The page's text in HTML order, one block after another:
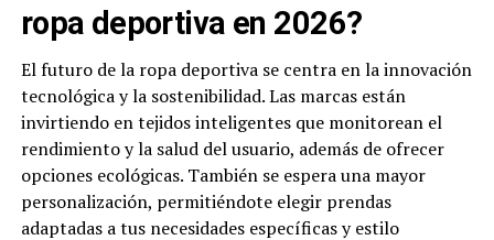
ropa deportiva en 2026?
El futuro de la ropa deportiva se centra en la innovación
tecnológica y la sostenibilidad. Las marcas están
invirtiendo en tejidos inteligentes que monitorean el
rendimiento y la salud del usuario, además de ofrecer
opciones ecológicas. También se espera una mayor
personalización, permitiéndote elegir prendas
adaptadas a tus necesidades específicas y estilo